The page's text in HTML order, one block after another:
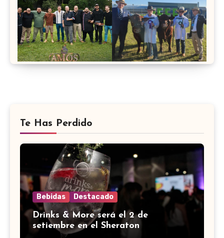
Te Has Perdido
Bebidas Destacado
Drinks & More será el 2 de
setiembre en el Sheraton